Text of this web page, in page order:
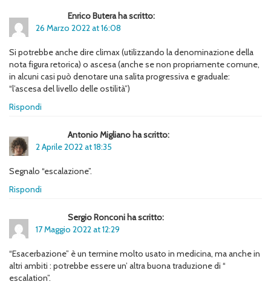
Enrico Butera ha scritto:
26 Marzo 2022 at 16:08
Si potrebbe anche dire climax (utilizzando la denominazione della
nota figura retorica) o ascesa (anche se non propriamente comune,
in alcuni casi può denotare una salita progressiva e graduale:
“l’ascesa del livello delle ostilità”)
Rispondi
Antonio Migliano ha scritto:
2 Aprile 2022 at 18:35
Segnalo “escalazione”.
Rispondi
Sergio Ronconi ha scritto:
17 Maggio 2022 at 12:29
“Esacerbazione” è un termine molto usato in medicina, ma anche in
altri ambiti : potrebbe essere un’ altra buona traduzione di “
escalation”.